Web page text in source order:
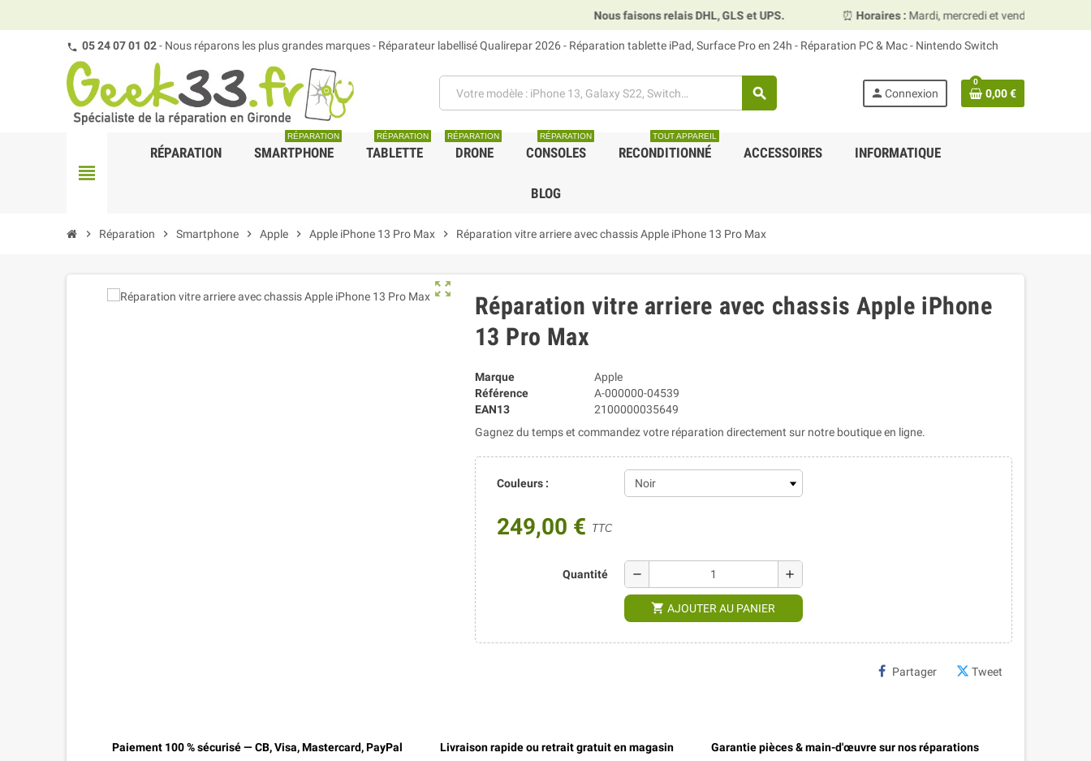
Nous faisons relais DHL, GLS et UPS. ⏰Horaires : Mardi, mercredi et vendredi 10h00–13h30 &
05 24 07 01 02- Nous réparons les plus grandes marques - Réparateur labellisé Qualirepar 2026 - Réparation tablette iPad, Surface Pro en 24h - Réparation PC & Mac - Nintendo Switch
search person Connexion
0
0,00 €
view_headline
RÉPARATION SMARTPHONE
RÉPARATION
TABLETTE
RÉPARATION
DRONE
RÉPARATION
CONSOLES
RÉPARATION
RECONDITIONNÉ
TOUT APPAREIL
ACCESSOIRES INFORMATIQUE
BLOG
chevron_right Réparation chevron_right Smartphone chevron_right Apple chevron_right Apple iPhone 13 Pro Max chevron_right Réparation vitre arriere avec chassis Apple iPhone 13 Pro Max
zoom_out_map
Réparation vitre arriere avec chassis Apple iPhone
13 Pro Max
Marque
Apple
Référence
A-000000-04539
EAN13
2100000035649
Gagnez du temps et commandez votre réparation directement sur notre boutique en ligne.
Couleurs :
249,00 € TTC
Quantité remove add
shopping_cart AJOUTER AU PANIER
Partager Tweet
Paiement 100 % sécurisé — CB, Visa, Mastercard, PayPal Livraison rapide ou retrait gratuit en magasin Garantie pièces & main-d'œuvre sur nos réparations